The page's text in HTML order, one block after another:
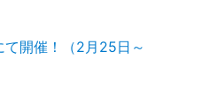
開催！（2月25日～